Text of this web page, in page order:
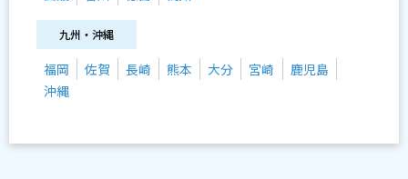
九州・沖縄
福岡 佐賀 長崎 熊本 大分 宮崎
鹿児島
沖縄